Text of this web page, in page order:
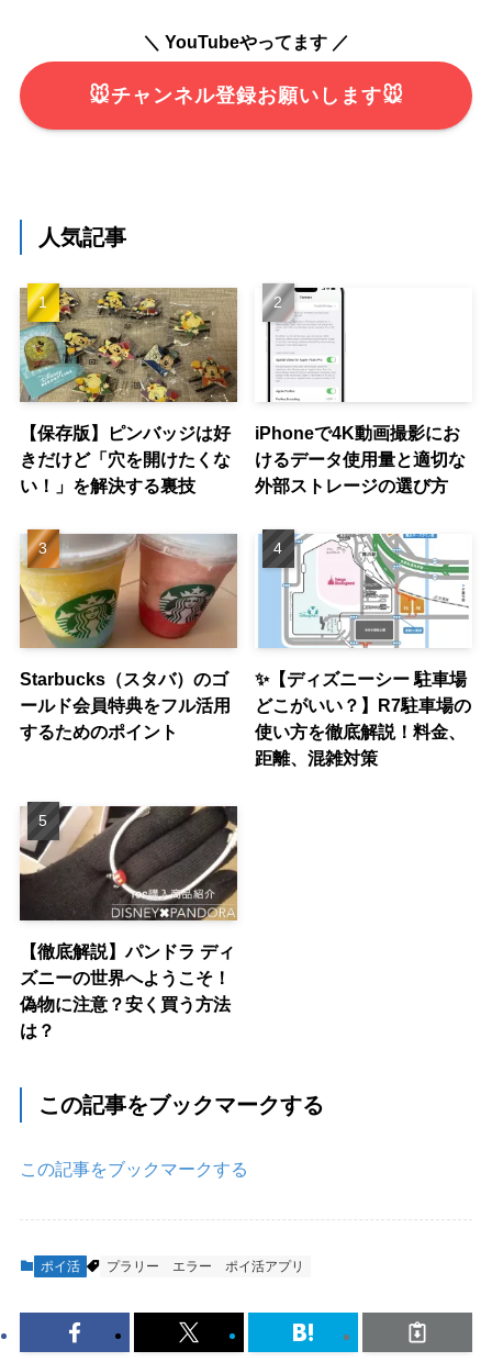
＼ YouTubeやってます ／
🐭チャンネル登録お願いします🐭
人気記事
【保存版】ピンバッジは好
きだけど「穴を開けたくな
い！」を解決する裏技
iPhoneで4K動画撮影にお
けるデータ使用量と適切な
外部ストレージの選び方
Starbucks（スタバ）のゴ
ールド会員特典をフル活用
するためのポイント
✨【ディズニーシー 駐車場
どこがいい？】R7駐車場の
使い方を徹底解説！料金、
距離、混雑対策
【徹底解説】パンドラ ディ
ズニーの世界へようこそ！
偽物に注意？安く買う方法
は？
この記事をブックマークする
この記事をブックマークする
ポイ活 プラリー エラー ポイ活アプリ